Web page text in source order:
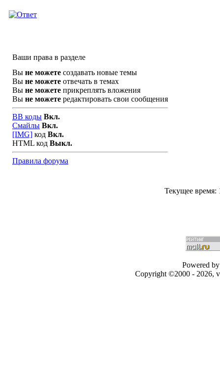
Ваши права в разделе
Вы не можете создавать новые темы
Вы не можете отвечать в темах
Вы не можете прикреплять вложения
Вы не можете редактировать свои сообщения
BB коды Вкл.
Смайлы Вкл.
[IMG] код Вкл.
HTML код Выкл.
Правила форума
Текущее время:
Powered
Copyright ©2000 - 2026,